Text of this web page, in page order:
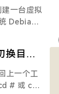
关文件编
sudo vi
新的主机
sudo vi /
修改主机
命
效）sudo
一台虚拟
Debian-
，并进入
面选择 Gr
选择系统
区选择地
换目录
上一个工
# 或 cd